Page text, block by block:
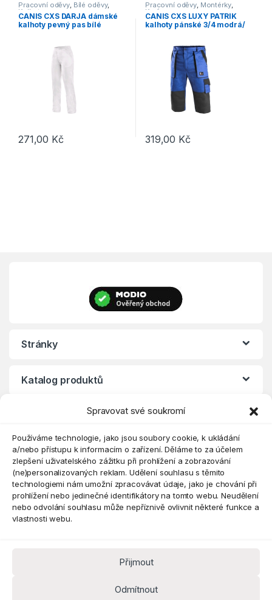
Spravovat své soukromí
Používáme technologie, jako jsou soubory cookie, k ukládání
a/nebo přístupu k informacím o zařízení. Děláme to za účelem
zlepšení uživatelského zážitku při prohlížení a zobrazování
(ne)personalizovaných reklam. Udělení souhlasu s těmito
technologiemi nám umožní zpracovávat údaje, jako je chování při
prohlížení nebo jedinečné identifikátory na tomto webu. Neudělení
nebo odvolání souhlasu může nepříznivě ovlivnit některé funkce a
vlastnosti webu.
Přijmout
Odmítnout
Pracovní oděvy, Bílé oděvy,
Kalhoty
CANIS CXS DARJA dámské
kalhoty pevný pas bílé
271,00 Kč
Pracovní oděvy, Montérky,
Kraťasy
CANIS CXS LUXY PATRIK
kalhoty pánské 3/4 modrá/
319,00 Kč
Stránky
Katalog produktů
Máte dotaz? Kontaktujte nás
k.cz